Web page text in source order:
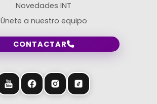
Novedades INT
Únete a nuestro equipo
CONTACTAR